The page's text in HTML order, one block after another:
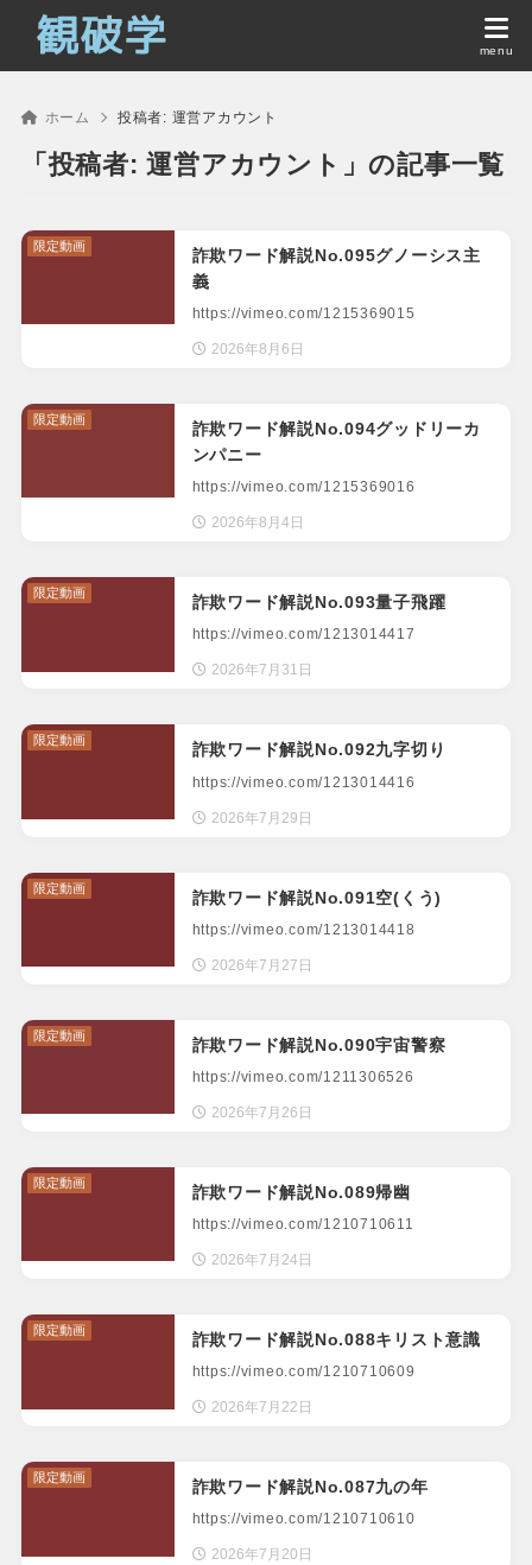
ホーム 投稿者: 運営アカウント
「投稿者: 運営アカウント」の記事一覧
詐欺ワード解説No.095グノーシス主
義
https://vimeo.com/1215369015
2026年8月6日
限定動画
詐欺ワード解説No.094グッドリーカ
ンパニー
https://vimeo.com/1215369016
2026年8月4日
限定動画
詐欺ワード解説No.093量子飛躍
https://vimeo.com/1213014417
2026年7月31日
限定動画
詐欺ワード解説No.092九字切り
https://vimeo.com/1213014416
2026年7月29日
限定動画
詐欺ワード解説No.091空(くう)
https://vimeo.com/1213014418
2026年7月27日
限定動画
詐欺ワード解説No.090宇宙警察
https://vimeo.com/1211306526
2026年7月26日
限定動画
詐欺ワード解説No.089帰幽
https://vimeo.com/1210710611
2026年7月24日
限定動画
詐欺ワード解説No.088キリスト意識
https://vimeo.com/1210710609
2026年7月22日
限定動画
詐欺ワード解説No.087九の年
https://vimeo.com/1210710610
2026年7月20日
限定動画